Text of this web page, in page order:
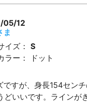
05/12
ま
イズ：
S
ラー：
ドット
すが、身長154センチ
どいいです。ラインが